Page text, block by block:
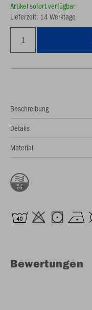
Artikel sofort verfügbar
Lieferzeit: 14 Werktage
Beschreibung
Details
Material
Bewertungen